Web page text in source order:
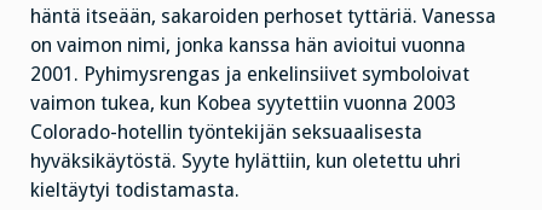
häntä itseään, sakaroiden perhoset tyttäriä. Vanessa
on vaimon nimi, jonka kanssa hän avioitui vuonna
2001. Pyhimysrengas ja enkelinsiivet symboloivat
vaimon tukea, kun Kobea syytettiin vuonna 2003
Colorado-hotellin työntekijän seksuaalisesta
hyväksikäytöstä. Syyte hylättiin, kun oletettu uhri
kieltäytyi todistamasta.